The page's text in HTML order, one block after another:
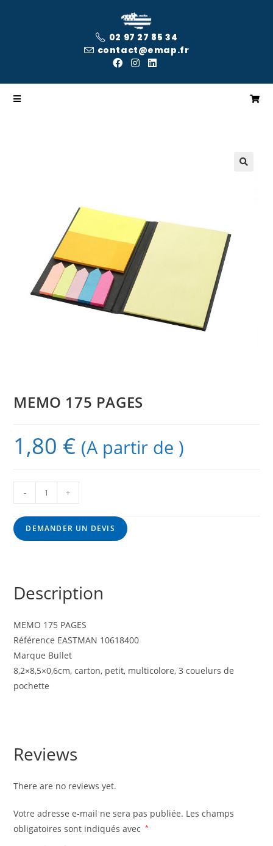
02 97 27 85 34
contact@emap.fr
MEMO 175 PAGES
1,80 € (A partir de )
- +
DEMANDER UN DEVIS
Description
MEMO 175 PAGES
Référence EASTMAN 10618400
Marque Bullet
8,2×8,5×0,6cm, carton, petit, multicolore, 3 couelurs de
pochette
Reviews
There are no reviews yet.
Votre adresse e-mail ne sera pas publiée. Les champs
obligatoires sont indiqués avec
*